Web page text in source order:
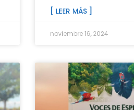
[ LEER MÁS ]
noviembre 16, 2024